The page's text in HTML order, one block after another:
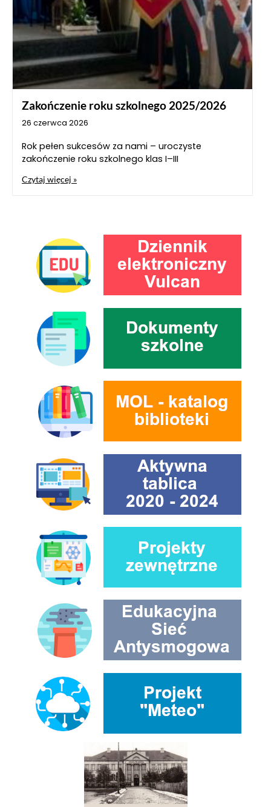
Zakończenie roku szkolnego 2025/2026
26 czerwca 2026
Rok pełen sukcesów za nami – uroczyste
zakończenie roku szkolnego klas I–III
Czytaj więcej »